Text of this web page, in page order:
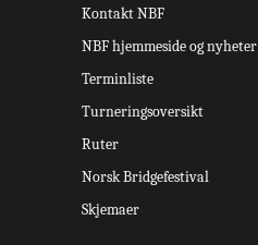
Kontakt NBF
NBF hjemmeside og nyheter
Terminliste
Turneringsoversikt
Ruter
Norsk Bridgefestival
Skjemaer